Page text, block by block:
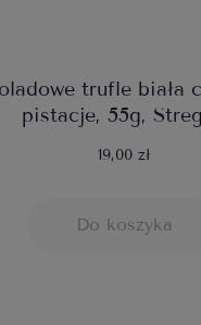
trufle biała
pistacje, 55g,
19,00 zł
Do koszyka